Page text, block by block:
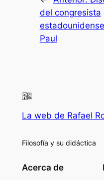
del congresista
Paul
La web de Rafael
Filosofía y su didáctica
Acerca de